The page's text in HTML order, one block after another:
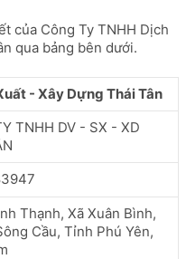
của Công Ty TNHH Dịch
qua bảng bên dưới.
- Xây Dựng Thái Tân
TNHH DV - SX - XD
Thạnh, Xã Xuân Bình,
Cầu, Tỉnh Phú Yên,